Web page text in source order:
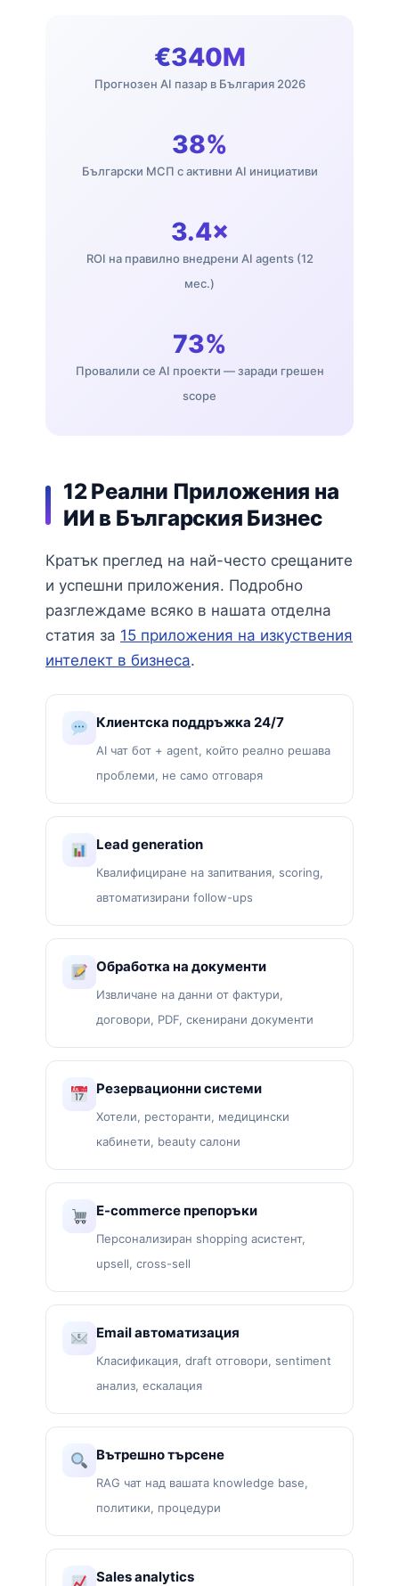
€340M
Прогнозен AI пазар в България 2026
38%
Български МСП с активни AI инициативи
3.4×
ROI на правилно внедрени AI agents (12
мес.)
73%
Провалили се AI проекти — заради грешен
scope
12 Реални Приложения на
ИИ в Българския Бизнес
Кратък преглед на най-често срещаните
и успешни приложения. Подробно
разглеждаме всяко в нашата отделна
статия за 15 приложения на изкуствения
интелект в бизнеса.
Клиентска поддръжка 24/7
AI чат бот + agent, който реално решава
проблеми, не само отговаря
Lead generation
Квалифициране на запитвания, scoring,
автоматизирани follow-ups
Обработка на документи
Извличане на данни от фактури,
договори, PDF, скенирани документи
Резервационни системи
Хотели, ресторанти, медицински
кабинети, beauty салони
E-commerce препоръки
Персонализиран shopping асистент,
upsell, cross-sell
Email автоматизация
Класификация, draft отговори, sentiment
анализ, ескалация
Вътрешно търсене
RAG чат над вашата knowledge base,
политики, процедури
Sales analytics